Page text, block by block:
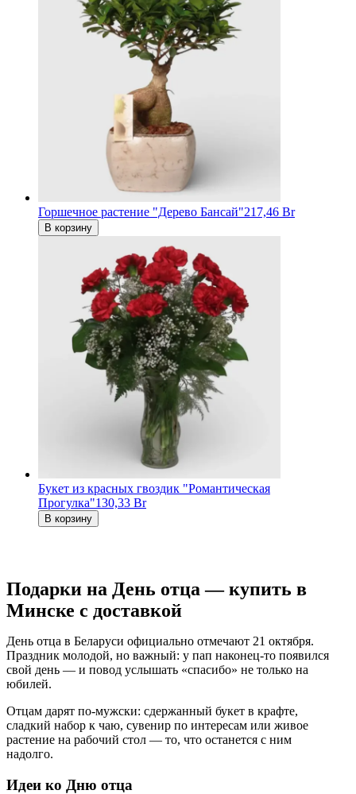
Горшечное растение "Дерево Бансай"217,46 Br
В корзину
Букет из красных гвоздик "Романтическая
Прогулка"130,33 Br
В корзину
Подарки на День отца — купить в
Минске с доставкой
День отца в Беларуси официально отмечают 21 октября.
Праздник молодой, но важный: у пап наконец-то появился
свой день — и повод услышать «спасибо» не только на
юбилей.
Отцам дарят по-мужски: сдержанный букет в крафте,
сладкий набор к чаю, сувенир по интересам или живое
растение на рабочий стол — то, что останется с ним
надолго.
Идеи ко Дню отца